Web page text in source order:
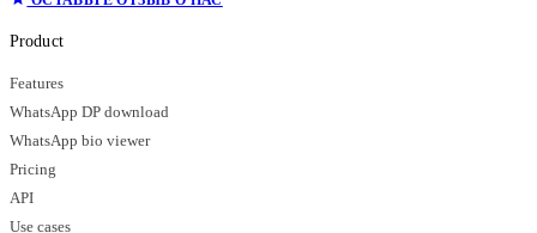
Product
Features
WhatsApp DP download
WhatsApp bio viewer
Pricing
API
Use cases